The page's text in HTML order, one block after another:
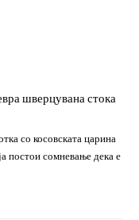
шверцувана стока
со косовската царина
постои сомневање дека е